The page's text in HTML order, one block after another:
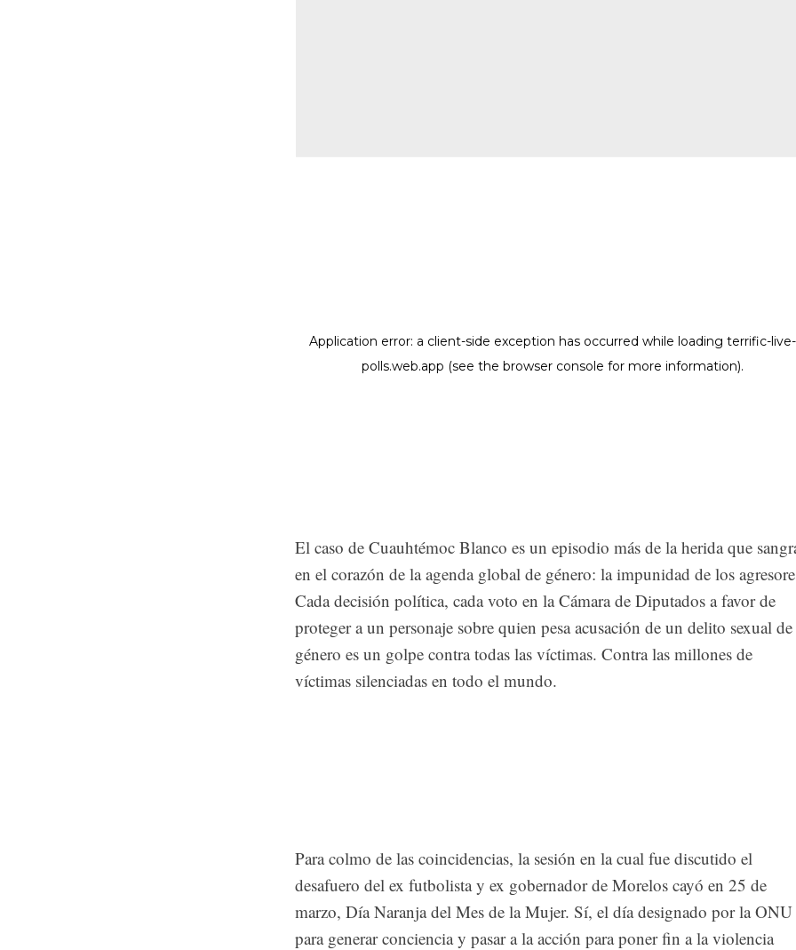
El caso de Cuauhtémoc Blanco es un episodio más de la herida que
en el corazón de la agenda global de género: la impunidad de los
Cada decisión política, cada voto en la Cámara de Diputados a favor de
proteger a un personaje sobre quien pesa acusación de un delito sexual de
género es un golpe contra todas las víctimas. Contra las millones de
víctimas silenciadas en todo el mundo.
Para colmo de las coincidencias, la sesión en la cual fue discutido el
desafuero del ex futbolista y ex gobernador de Morelos cayó en 25 de
marzo, Día Naranja del Mes de la Mujer. Sí, el día designado por la ONU
para generar conciencia y pasar a la acción para poner fin a la violencia